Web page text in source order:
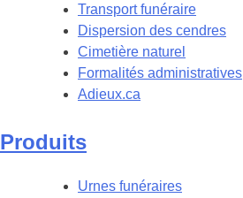
Transport funéraire
Dispersion des cendres
Cimetière naturel
Formalités administratives
Adieux.ca
Produits
Urnes funéraires